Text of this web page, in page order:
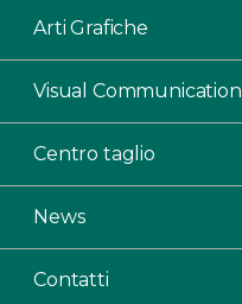
Arti Grafiche
Visual Communication
Centro taglio
News
Contatti